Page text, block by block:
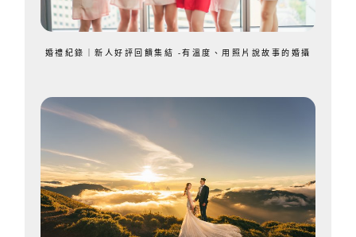
婚禮紀錄｜新人好評回饋集結 -有溫度、用照片說故事的婚攝